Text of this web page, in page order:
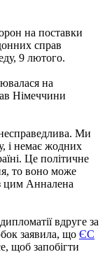
на поставки
справ
9 лютого.
на
Німеччини
Ми
і немає жодних
Це політичне
то воно може
цим Анналена
вдруге за
заявила, що ЄС
щоб запобігти